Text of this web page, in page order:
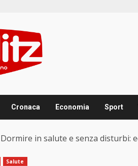
Cronaca Economia Sport
Dormire in salute e senza disturbi:
Salute